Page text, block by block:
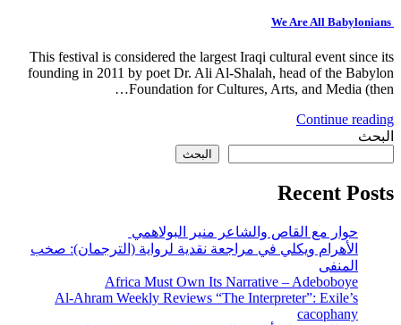
This festival is considered the largest Iraqi cultural event since its
founding in 2011 by poet Dr. Ali Al-Shalah, head of the Babylon
Foundation for Cultures, Arts, and Media (then…
Continue reading
البحث
البحث
Recent Posts
حوار مع القاص والشاعر منير البولاهمي
الأهرام ويكلي في مراجعة نقدية لرواية (الترجمان): صخب
المنفى
Africa Must Own Its Narrative – Adeboboye
Al-Ahram Weekly Reviews “The Interpreter”: Exile’s
cacophany